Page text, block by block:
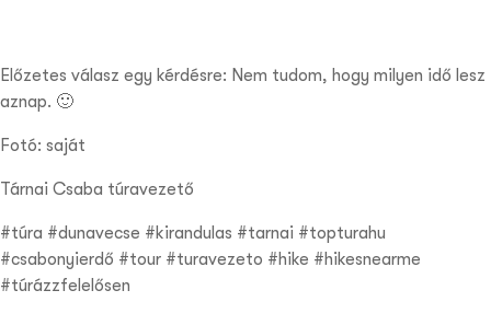
Előzetes válasz egy kérdésre: Nem tudom, hogy milyen idő lesz
aznap. 🙂
Fotó: saját
Tárnai Csaba túravezető
#túra #dunavecse #kirandulas #tarnai #topturahu
#csabonyierdő #tour #turavezeto #hike #hikesnearme
#túrázzfelelősen